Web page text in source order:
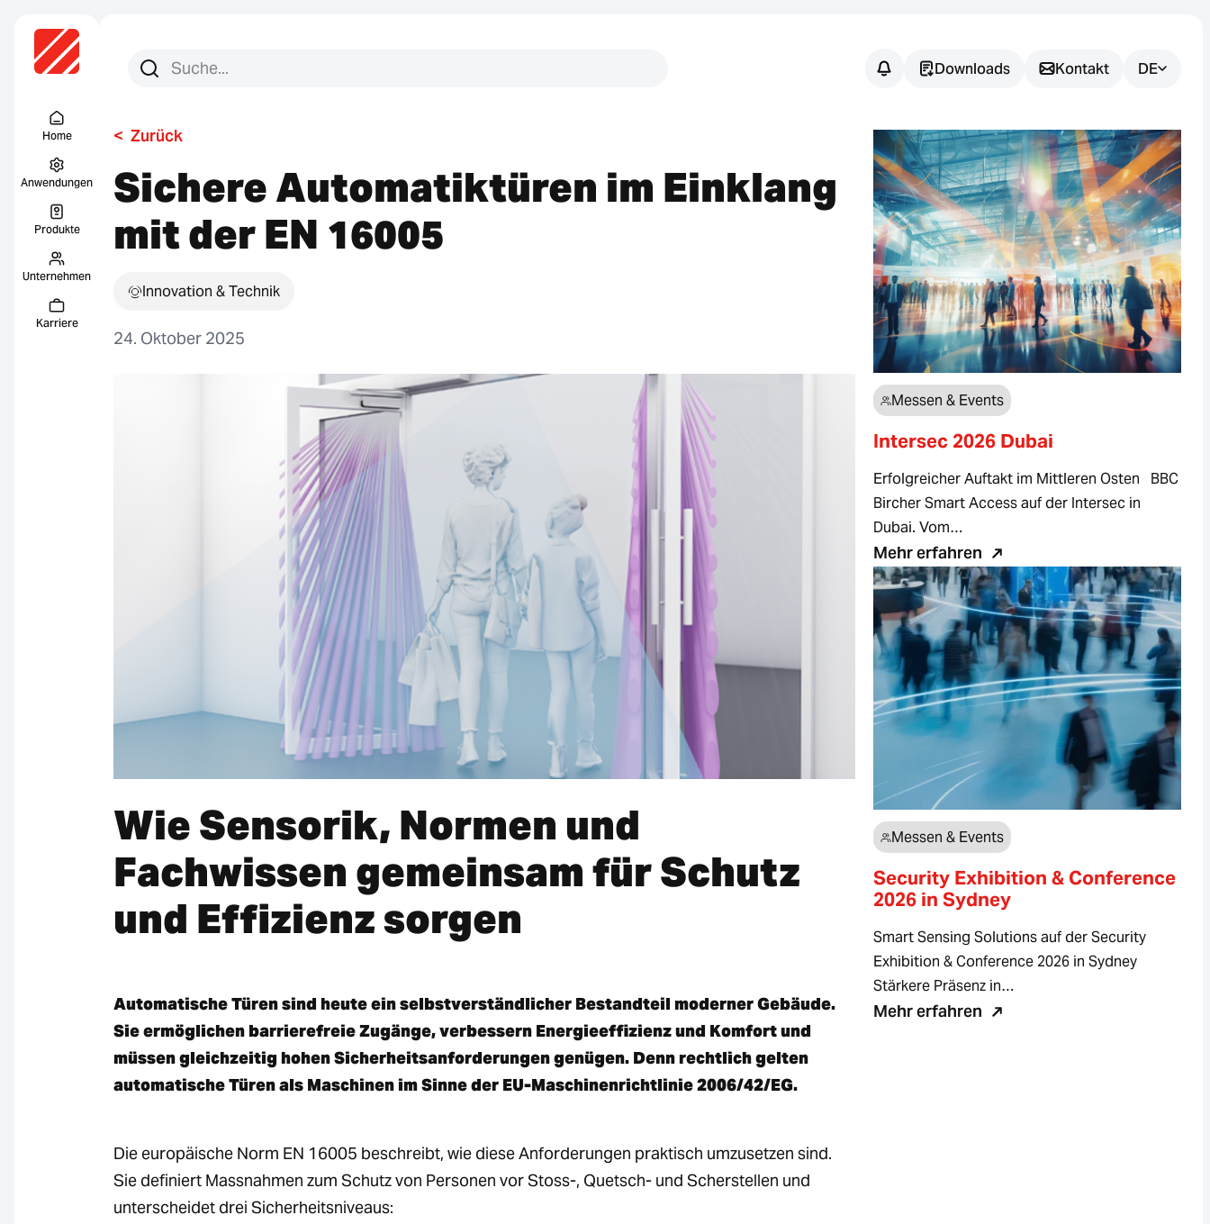
Home
Anwendungen
Produkte
Unternehmen
Karriere
Suchen Sie nach:
Suche
Downloads Kontakt DE
< Zurück
Sichere Automatiktüren im Einklang
mit der EN 16005
Innovation & Technik
24. Oktober 2025
Wie Sensorik, Normen und
Fachwissen gemeinsam für Schutz
und Effizienz sorgen
Automatische Türen sind heute ein selbstverständlicher Bestandteil moderner Gebäude.
Sie ermöglichen barrierefreie Zugänge, verbessern Energieeffizienz und Komfort und
müssen gleichzeitig hohen Sicherheitsanforderungen genügen. Denn rechtlich gelten
automatische Türen als Maschinen im Sinne der EU-Maschinenrichtlinie 2006/42/EG.
Die europäische Norm EN 16005 beschreibt, wie diese Anforderungen praktisch umzusetzen sind.
Sie definiert Massnahmen zum Schutz von Personen vor Stoss-, Quetsch- und Scherstellen und
unterscheidet drei Sicherheitsniveaus:
Messen & Events
Intersec 2026 Dubai
Erfolgreicher Auftakt im Mittleren Osten BBC
Bircher Smart Access auf der Intersec in
Dubai. Vom…
Mehr erfahren
Messen & Events
Security Exhibition & Conference
2026 in Sydney
Smart Sensing Solutions auf der Security
Exhibition & Conference 2026 in Sydney
Stärkere Präsenz in…
Mehr erfahren
offene
Fragen?
Wir unterstützen Sie dabei, die
passende Sensorlösung für Ihre
Anwendung zu finden.